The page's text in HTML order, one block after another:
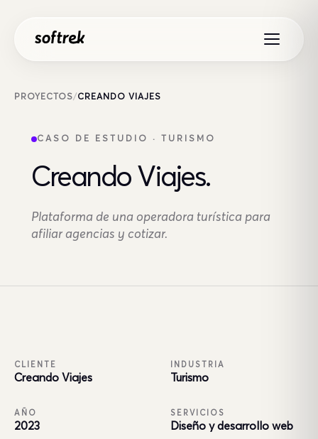
PROYECTOS/CREANDO VIAJES
CASO DE ESTUDIO · TURISMO
Creando Viajes.
Plataforma de una operadora turística para
afiliar agencias y cotizar.
CLIENTE
Creando Viajes
INDUSTRIA
Turismo
AÑO
2023
SERVICIOS
Diseño y desarrollo web